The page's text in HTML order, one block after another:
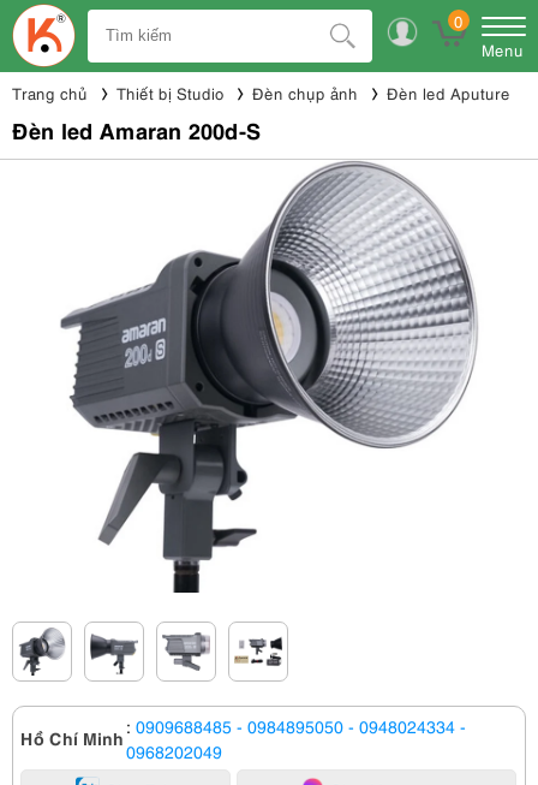
0
Menu
Trang chủ Thiết bị Studio Đèn chụp ảnh Đèn led Aputure
Đèn led Amaran 200d-S
Hồ Chí Minh : 0909688485 - 0984895050 - 0948024334 -
0968202049